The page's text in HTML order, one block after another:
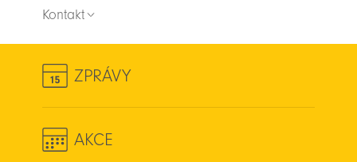
Kontakt
ZPRÁVY
AKCE